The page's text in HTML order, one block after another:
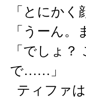
「とにか
「うーん
「でしょ
で……」
ティファ